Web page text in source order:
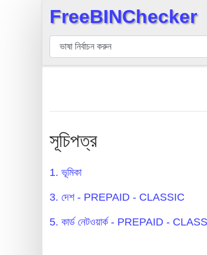
বিন
যাচাইকারী
বিন
সংখ্যা
বিন
এপিআই
Generator
BIN
FreeBINChecker
সূচিপত্র
1. ভূমিকা
3. দেশ - PREPAID - CLASSIC
5. কার্ড নেটওয়ার্ক - PREPAID -